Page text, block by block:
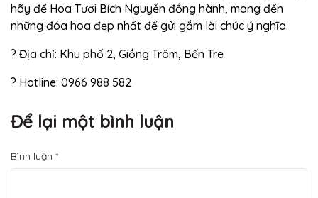
hãy để Hoa Tươi Bích Nguyễn đồng hành, mang đến
những đóa hoa đẹp nhất để gửi gắm lời chúc ý nghĩa.
? Địa chỉ: Khu phố 2, Giồng Trôm, Bến Tre
? Hotline: 0966 988 582
Để lại một bình luận
Bình luận *